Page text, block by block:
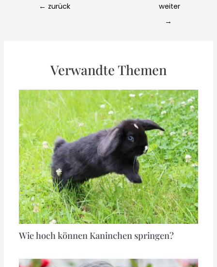
← zurück
weiter
→
Verwandte Themen
Wie hoch können Kaninchen springen?